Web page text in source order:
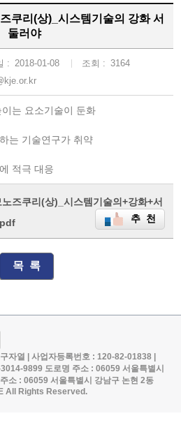
쿠리(상)_시스템기술의 강화 서
둘러야
: 2018-01-08 조회 : 3164
는 요소기술이 둔화
는 기술연구가 취약
적극 대응
즈쿠리(상)_시스템기술의+강화+서
추 천
목 록
자열 | 사업자등록번호 : 120-82-01838 |
9899도로명 주소 : 06059 서울특별시
소 : 06059 서울특별시 강남구 논현 2동
All Rights Reserved.